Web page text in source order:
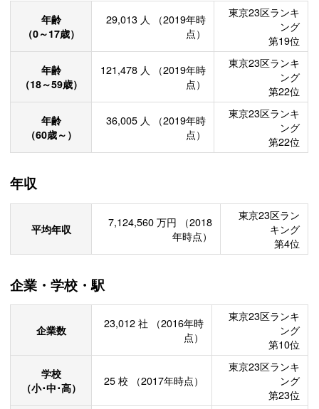
年齢
（0～17歳）
29,013 人
（2019年時
点）
東京23区ランキ
ング
第19位
年齢
（18～59歳）
121,478 人
（2019年時
点）
東京23区ランキ
ング
第22位
年齢
（60歳～）
36,005 人
（2019年時
点）
東京23区ランキ
ング
第22位
年収
平均年収 7,124,560 万円
（2018
年時点）
東京23区ラン
キング
第4位
企業・学校・駅
企業数 23,012 社
（2016年時
点）
東京23区ランキ
ング
第10位
学校
（小･中･高）
25 校 （2017年時点）
東京23区ランキ
ング
第23位